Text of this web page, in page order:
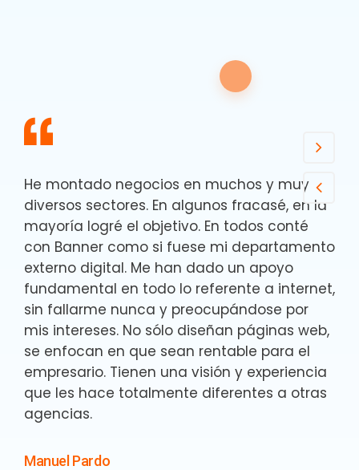
He montado negocios en muchos y muy
diversos sectores. En algunos fracasé, en la
mayoría logré el objetivo. En todos conté
con Banner como si fuese mi departamento
externo digital. Me han dado un apoyo
fundamental en todo lo referente a internet,
sin fallarme nunca y preocupándose por
mis intereses. No sólo diseñan páginas web,
se enfocan en que sean rentable para el
empresario. Tienen una visión y experiencia
que les hace totalmente diferentes a otras
agencias.
Manuel Pardo